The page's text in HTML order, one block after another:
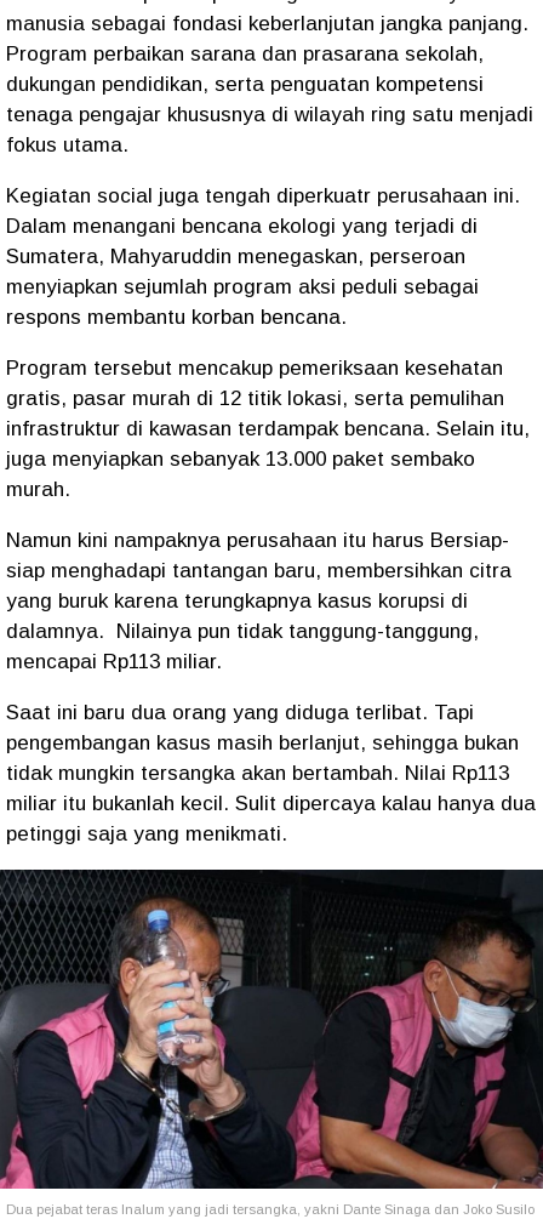
manusia sebagai fondasi keberlanjutan jangka panjang.
Program perbaikan sarana dan prasarana sekolah,
dukungan pendidikan, serta penguatan kompetensi
tenaga pengajar khususnya di wilayah ring satu menjadi
fokus utama.
Kegiatan social juga tengah diperkuatr perusahaan ini.
Dalam menangani bencana ekologi yang terjadi di
Sumatera, Mahyaruddin menegaskan, perseroan
menyiapkan sejumlah program aksi peduli sebagai
respons membantu korban bencana.
Program tersebut mencakup pemeriksaan kesehatan
gratis, pasar murah di 12 titik lokasi, serta pemulihan
infrastruktur di kawasan terdampak bencana. Selain itu,
juga menyiapkan sebanyak 13.000 paket sembako
murah.
Namun kini nampaknya perusahaan itu harus Bersiap-
siap menghadapi tantangan baru, membersihkan citra
yang buruk karena terungkapnya kasus korupsi di
dalamnya.
Nilainya pun tidak tanggung-tanggung,
mencapai Rp113 miliar.
Saat ini baru dua orang yang diduga terlibat. Tapi
pengembangan kasus masih berlanjut, sehingga bukan
tidak mungkin tersangka akan bertambah. Nilai Rp113
miliar itu bukanlah kecil. Sulit dipercaya kalau hanya dua
petinggi saja yang menikmati.
Dua pejabat teras Inalum yang jadi tersangka, yakni Dante Sinaga dan Joko Susilo